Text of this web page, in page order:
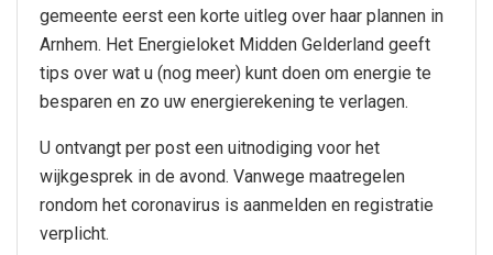
gemeente eerst een korte uitleg over haar plannen in
Arnhem. Het Energieloket Midden Gelderland geeft
tips over wat u (nog meer) kunt doen om energie te
besparen en zo uw energierekening te verlagen. ​
U ontvangt per post een uitnodiging voor het
wijkgesprek in de avond. Vanwege maatregelen
rondom het coronavirus is aanmelden en registratie
verplicht.